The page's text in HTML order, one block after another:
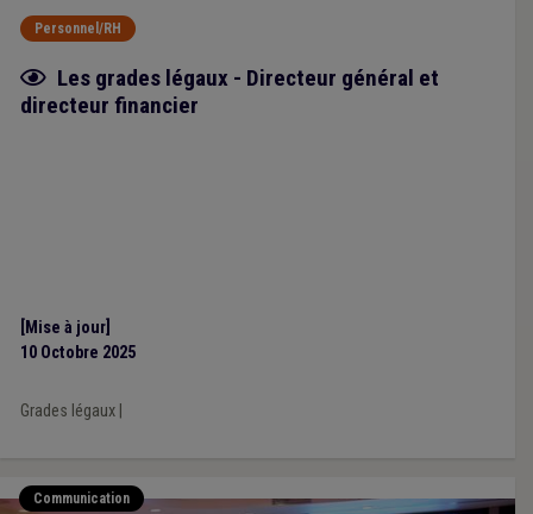
Personnel/RH
Fiche focus
Les grades légaux - Directeur général et
directeur financier
[Mise à jour]
10 Octobre 2025
Grades légaux|
Communication